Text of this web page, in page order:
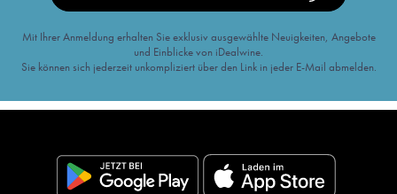
Mit Ihrer Anmeldung erhalten Sie exklusiv ausgewählte Neuigkeiten, Angebote
und Einblicke von iDealwine.
Sie können sich jederzeit unkompliziert über den Link in jeder E-Mail abmelden.